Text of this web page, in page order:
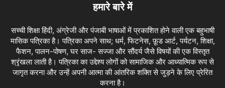
हमारे बारे में
सच्ची शिक्षा हिंदी, अंग्रेजी और पंजाबी भाषाओं में प्रकाशित होने वाली एक बहुभाषी
मासिक पत्रिका है। पत्रिका अपने साथ; धर्म, फिटनेस, फ़ूड आर्ट, पर्यटन, शिक्षा,
फैशन, पालन-पोषण, घर साज- सज्जा और सौंदर्य जैसे विषयों की एक विस्तृत
श्रृंखला लाती है। पत्रिका का उद्देश्य लोगों को सामाजिक और आध्यात्मिक रूप से
जागृत करना और उन्हें अपनी आत्मा की आंतरिक शक्ति से जुड़ने के लिए प्रेरित
करना है।